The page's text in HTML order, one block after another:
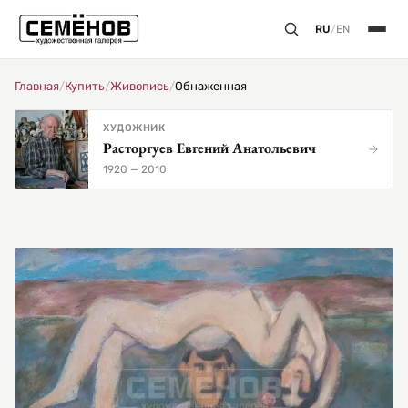
RU/EN
Главная/Купить/Живопись/Обнаженная
ХУДОЖНИК
Расторгуев Евгений Анатольевич
1920 — 2010